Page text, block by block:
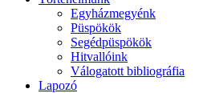
Egyházmegyénk
Püspökök
Segédpüspökök
Hitvallóink
Válogatott bibliográfia
Lapozó